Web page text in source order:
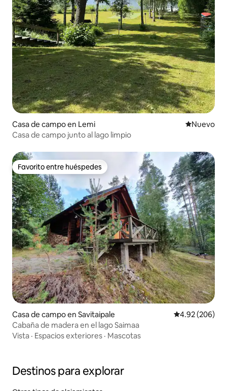
Casa de campo en Lemi Nuevo
Nuevo
Casa de campo junto al lago limpio
Favorito entre huéspedes
Favorito entre huéspedes
Casa de campo en Savitaipale Calificación
4.92 (206)
Cabaña de madera en el lago Saimaa
Vista · Espacios exteriores · Mascotas
Destinos para explorar